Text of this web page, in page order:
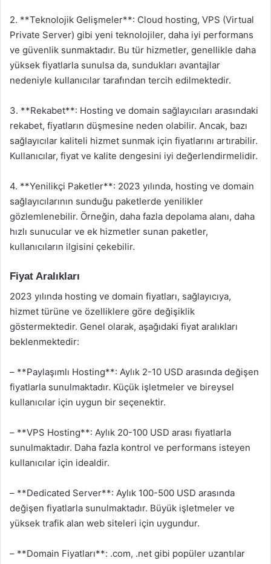
2. **Teknolojik Gelişmeler**: Cloud hosting, VPS (Virtual
Private Server) gibi yeni teknolojiler, daha iyi performans
ve güvenlik sunmaktadır. Bu tür hizmetler, genellikle daha
yüksek fiyatlarla sunulsa da, sundukları avantajlar
nedeniyle kullanıcılar tarafından tercih edilmektedir.
3. **Rekabet**: Hosting ve domain sağlayıcıları arasındaki
rekabet, fiyatların düşmesine neden olabilir. Ancak, bazı
sağlayıcılar kaliteli hizmet sunmak için fiyatlarını artırabilir.
Kullanıcılar, fiyat ve kalite dengesini iyi değerlendirmelidir.
4. **Yenilikçi Paketler**: 2023 yılında, hosting ve domain
sağlayıcılarının sunduğu paketlerde yenilikler
gözlemlenebilir. Örneğin, daha fazla depolama alanı, daha
hızlı sunucular ve ek hizmetler sunan paketler,
kullanıcıların ilgisini çekebilir.
Fiyat Aralıkları
2023 yılında hosting ve domain fiyatları, sağlayıcıya,
hizmet türüne ve özelliklere göre değişiklik
göstermektedir. Genel olarak, aşağıdaki fiyat aralıkları
beklenmektedir:
– **Paylaşımlı Hosting**: Aylık 2-10 USD arasında değişen
fiyatlarla sunulmaktadır. Küçük işletmeler ve bireysel
kullanıcılar için uygun bir seçenektir.
– **VPS Hosting**: Aylık 20-100 USD arası fiyatlarla
sunulmaktadır. Daha fazla kontrol ve performans isteyen
kullanıcılar için idealdir.
– **Dedicated Server**: Aylık 100-500 USD arasında
değişen fiyatlarla sunulmaktadır. Büyük işletmeler ve
yüksek trafik alan web siteleri için uygundur.
– **Domain Fiyatları**: .com, .net gibi popüler uzantılar